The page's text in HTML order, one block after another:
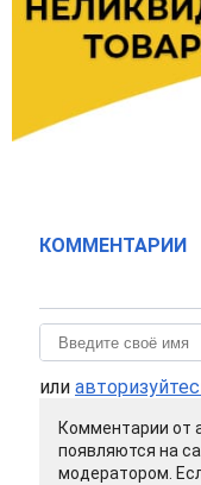
КОММЕНТАРИИ
или
Комментарии от
появляются на
модератором.